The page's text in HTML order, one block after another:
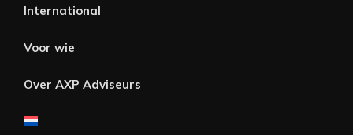
International
Voor wie
Over AXP Adviseurs